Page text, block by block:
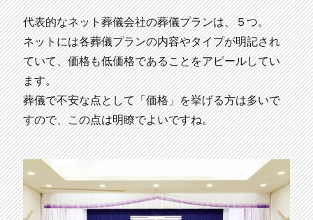
代表的なネット葬儀会社の葬儀プランは、５つ。
ネットには各葬儀プランの内容やタイプが明記され
ていて、価格も低価格であることをアピールしてい
ます。
葬儀で不安な点として「価格」を挙げる方は多いで
すので、この点は明瞭でよいですね。